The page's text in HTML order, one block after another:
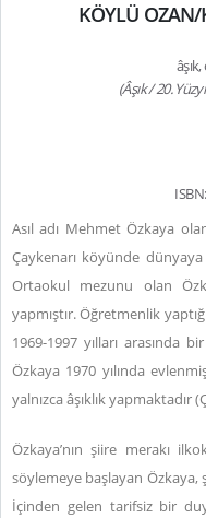
KÖYLÜ
(Âşık / 20.
Asıl adı Mehmet Özkaya
Çaykenarı köyünde
Ortaokul mezunu olan
yapmıştır. Öğretmenlik
1969-1997 yılları arasında
Özkaya 1970 yılında
yalnızca âşıklık yapmaktadır
Özkaya’nın şiire merakı
söylemeye başlayan
İçinden gelen tarifsiz bir